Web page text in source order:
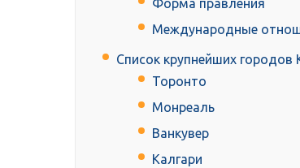
Форма правления
Международные
Список крупнейших городов
Торонто
Монреаль
Ванкувер
Калгари